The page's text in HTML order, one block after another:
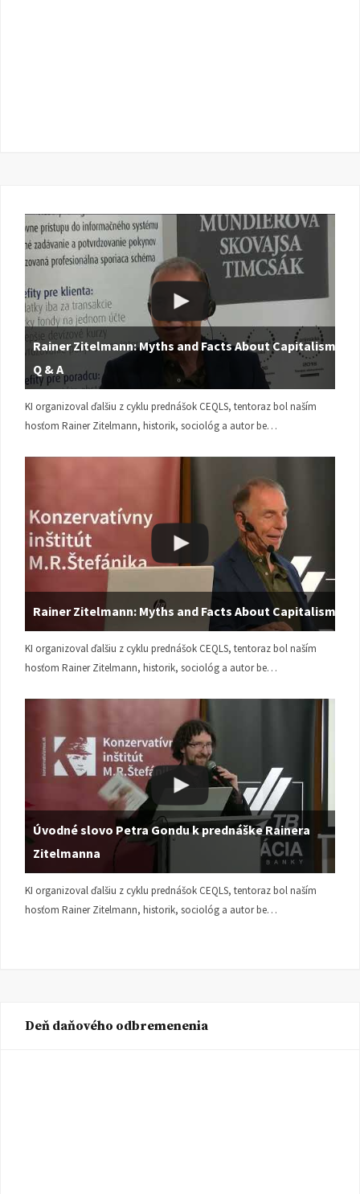
Rainer Zitelmann: Myths and Facts About Capitalism |
Q & A
KI organizoval ďalšiu z cyklu prednášok CEQLS, tentoraz bol naším
hosťom Rainer Zitelmann, historik, sociológ a autor be…
Rainer Zitelmann: Myths and Facts About Capitalism
KI organizoval ďalšiu z cyklu prednášok CEQLS, tentoraz bol naším
hosťom Rainer Zitelmann, historik, sociológ a autor be…
Úvodné slovo Petra Gondu k prednáške Rainera
Zitelmanna
KI organizoval ďalšiu z cyklu prednášok CEQLS, tentoraz bol naším
hosťom Rainer Zitelmann, historik, sociológ a autor be…
Deň daňového odbremenenia